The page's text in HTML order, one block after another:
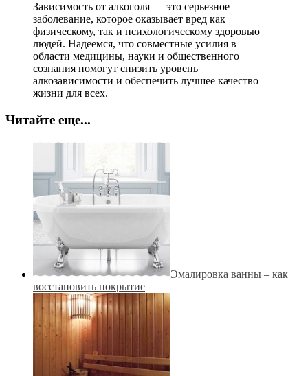
Зависимость от алкоголя — это серьезное
заболевание, которое оказывает вред как
физическому, так и психологическому здоровью
людей. Надеемся, что совместные усилия в
области медицины, науки и общественного
сознания помогут снизить уровень
алкозависимости и обеспечить лучшее качество
жизни для всех.
Читайте еще...
Эмалировка ванны – как
восстановить покрытие